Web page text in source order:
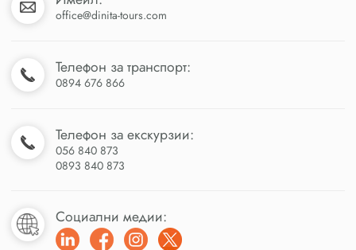
office@dinita-tours.com
Телефон за транспорт:
0894 676 866
Телефон за екскурзии:
056 840 873
0893 840 873
Социални медии: